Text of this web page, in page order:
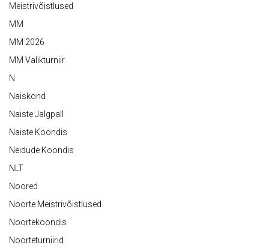
Meistrivõistlused
MM
MM 2026
MM Valikturniir
N
Naiskond
Naiste Jalgpall
Naiste Koondis
Neidude Koondis
NLT
Noored
Noorte Meistrivõistlused
Noortekoondis
Noorteturniirid